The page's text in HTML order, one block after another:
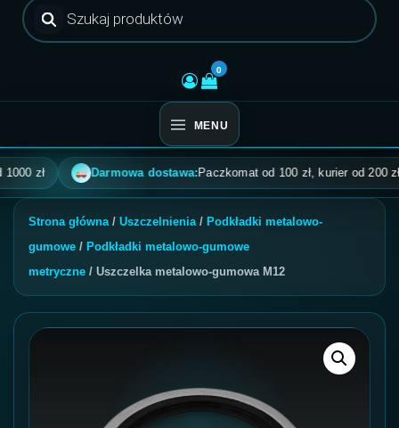
produktów
0
MENU
zł Darmowa dostawa:Paczkomat od 100 zł, kurier od 200 zł,
Strona główna/ Uszczelnienia/ Podkładki metalowo-
gumowe / Podkładki metalowo-gumowe
metryczne / Uszczelka metalowo-gumowa M12